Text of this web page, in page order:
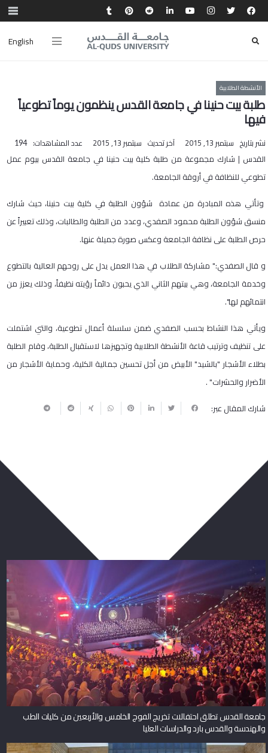
English
الأنشطة الطلابية
طلبة بيت حنينا في جامعة القدس ينظمون يوماً تطوعياً
فيها‎
نشر بتاريخ سبتمبر 13, 2015 آخر تحديث سبتمبر 13, 2015 عدد المشاهدات: 194
القدس | شارك مجموعة من طلبة كلية بيت حنينا في جامعة القدس بيوم عمل
تطوعي للنظافة في أروقة الجامعة.
وتأتي هذه المبادرة من عمادة شؤون الطلبة في كلية بيت حنينا، حيث شارك
منسق شؤون الطلبة محمود الصفدي، وعدد من الطلبة والطالبات، وذلك تعبيراً عن
حرص الطلبة على نظافة الجامعة وعكس صورة جميلة عنها.
و قال الصفدي:" مشاركة الطلاب في هذا العمل يدل على روحهم العالية بالتطوع
وخدمة الجامعة، وهي بيتهم الثاني الذي يحبون دائماً رؤيته نظيفاً، وذلك يعزز من
انتمائهم لها".
ويأتي هذا النشاط بحسب الصفدي ضمن سلسلة أعمال تطوعية، والتي اشتملت
على تنظيف وترتيب قاعة الأنشطة الطلابية وتجهيزها لاستقبال الطلبة، وقام الطلبة
بطلاء الأشجار "بالشيد" الأبيض من أجل تحسين جمالية الكلية، وحماية الأشجار من
الأضرار والحشرات" .
شارك المقال عبر:
جامعة القدس تطلق احتفالات تخريج الفوج الخامس والأربعين من كليات الطب
والهندسة والقدس بارد والدراسات العليا